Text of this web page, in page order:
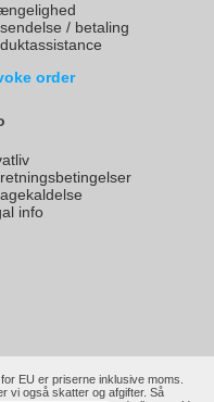
/ betaling
order
info
EU er priserne inklusive moms.
vi også skatter og afgifter. Så